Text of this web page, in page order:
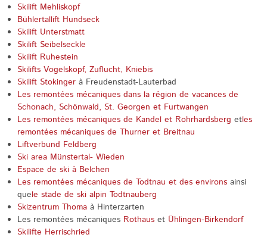
Skilift Mehliskopf
Bühlertallift Hundseck
Skilift Unterstmatt
Skilift Seibelseckle
Skilift Ruhestein
Skilifts Vogelskopf, Zuflucht, Kniebis
Skilift Stokinger à Freudenstadt-Lauterbad
Les remontées mécaniques dans la région de vacances de
Schonach, Schönwald, St. Georgen et Furtwangen
Les remontées mécaniques de Kandel et Rohrhardsberg etles
remontées mécaniques de Thurner et Breitnau
Liftverbund Feldberg
Ski area Münstertal- Wieden
Espace de ski à Belchen
Les remontées mécaniques de Todtnau et des environs ainsi
quele stade de ski alpin Todtnauberg
Skizentrum Thoma à Hinterzarten
Les remontées mécaniques Rothaus et Ühlingen-Birkendorf
Skilifte Herrischried